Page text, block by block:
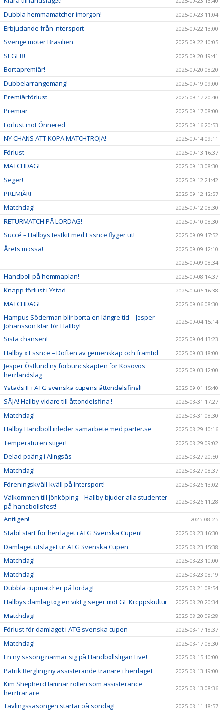
Dubbla hemmamatcher imorgon! 2025-09-23 11:04
Erbjudande från Intersport 2025-09-22 13:00
Sverige möter Brasilien 2025-09-22 10:05
SEGER! 2025-09-20 19:41
Bortapremiär! 2025-09-20 08:20
Dubbelarrangemang! 2025-09-19 09:00
Premiärförlust 2025-09-17 20:40
Premiär! 2025-09-17 08:00
Förlust mot Önnered 2025-09-16 20:53
NY CHANS ATT KÖPA MATCHTRÖJA! 2025-09-14 09:11
Förlust 2025-09-13 16:37
MATCHDAG! 2025-09-13 08:30
Seger! 2025-09-12 21:42
PREMIÄR! 2025-09-12 12:57
Matchdag! 2025-09-12 08:30
RETURMATCH PÅ LÖRDAG! 2025-09-10 08:30
Succé – Hallbys testkit med Essnce flyger ut! 2025-09-09 17:52
Årets mössa!
2025-09-09 12:10
2025-09-09 08:34
Handboll på hemmaplan! 2025-09-08 14:37
Knapp förlust i Ystad 2025-09-06 16:38
MATCHDAG! 2025-09-06 08:30
Hampus Söderman blir borta en längre tid – Jesper
Johansson klar för Hallby!
2025-09-04 15:14
Sista chansen! 2025-09-04 13:23
Hallby x Essnce – Doften av gemenskap och framtid 2025-09-03 18:00
Jesper Östlund ny förbundskapten för Kosovos
herrlandslag
2025-09-03 12:00
Ystads IF i ATG svenska cupens åttondelsfinal! 2025-09-01 15:40
SÅJA! Hallby vidare till åttondelsfinal! 2025-08-31 17:27
Matchdag! 2025-08-31 08:30
Hallby Handboll inleder samarbete med parter.se 2025-08-29 10:16
Temperaturen stiger! 2025-08-29 09:02
Delad poäng i Alingsås 2025-08-27 20:50
Matchdag! 2025-08-27 08:37
Föreningskväll-kväll på Intersport! 2025-08-26 13:02
Välkommen till Jönköping – Hallby bjuder alla studenter
på handbollsfest!
2025-08-26 11:28
Äntligen! 2025-08-25
Stabil start för herrlaget i ATG Svenska Cupen! 2025-08-23 16:30
Damlaget utslaget ur ATG Svenska Cupen 2025-08-23 15:38
Matchdag! 2025-08-23 10:00
Matchdag! 2025-08-23 08:19
Dubbla cupmatcher på lördag! 2025-08-21 08:54
Hallbys damlag tog en viktig seger mot GF Kroppskultur 2025-08-20 20:34
Matchdag! 2025-08-20 09:28
Förlust för damlaget i ATG svenska cupen 2025-08-17 18:37
Matchdag! 2025-08-17 08:30
En ny säsong närmar sig på Handbollsligan Live! 2025-08-15 10:00
Patrik Bergling ny assisterande tränare i herrlaget 2025-08-13 19:00
Kim Shepherd lämnar rollen som assisterande
herrtränare
2025-08-13 08:36
Tävlingssäsongen startar på söndag! 2025-08-11 18:57